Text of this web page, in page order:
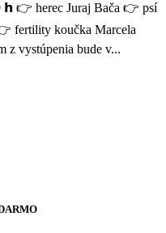
𝗵 👉 herec Juraj Bača 👉 psí
fertility koučka Marcela
z vystúpenia bude v...